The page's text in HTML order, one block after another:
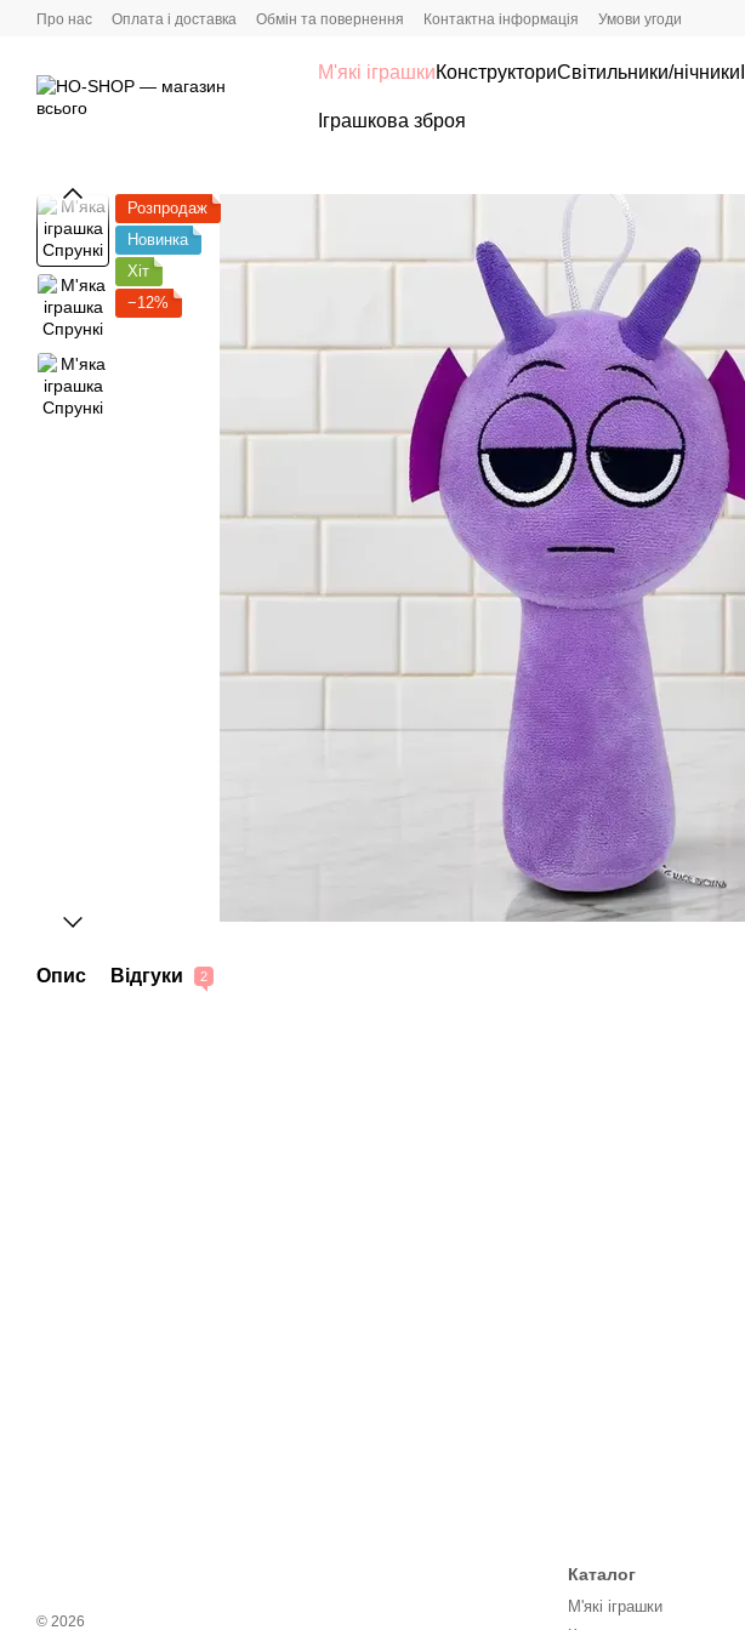
Перейти до основного контенту
Про нас Оплата і доставка Обмін та повернення Контактна інформація Умови угоди
М'які іграшкиКонструкториСвітильники/нічники
Іграшкова зброя
Розпродаж
Новинка
Хіт
−12%
Опис Відгуки 2
© 2026
Каталог
М'які іграшки